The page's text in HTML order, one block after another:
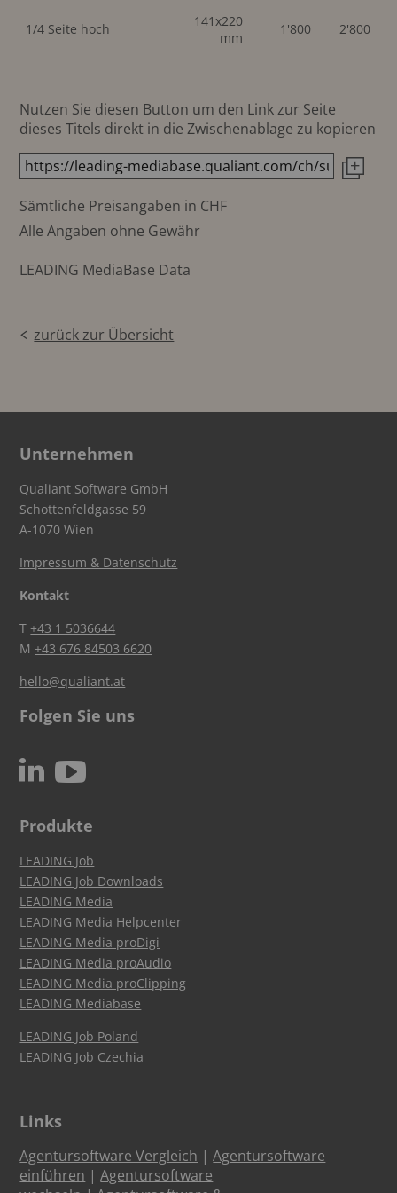
1/4 Seite hoch
141x220
mm
1'800 2'800
Nutzen Sie diesen Button um den Link zur Seite
dieses Titels direkt in die Zwischenablage zu kopieren
Sämtliche Preisangaben in CHF
Alle Angaben ohne Gewähr
LEADING MediaBase Data
zurück zur Übersicht
Unternehmen
Qualiant Software GmbH
Schottenfeldgasse 59
A-1070 Wien
Impressum & Datenschutz
Kontakt
T+43 1 5036644
M+43 676 84503 6620
hello@qualiant.at
Folgen Sie uns
N c
Produkte
LEADING Job
LEADING Job Downloads
LEADING Media
LEADING Media Helpcenter
LEADING Media proDigi
LEADING Media proAudio
LEADING Media proClipping
LEADING Mediabase
LEADING Job Poland
LEADING Job Czechia
Links
Agentursoftware Vergleich |Agentursoftware
einführen |Agentursoftware